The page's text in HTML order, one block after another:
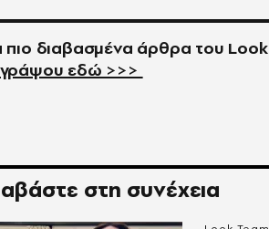
πιο διαβασμένα άρθρα του Look
εδώ >>>
στη συνέχεια